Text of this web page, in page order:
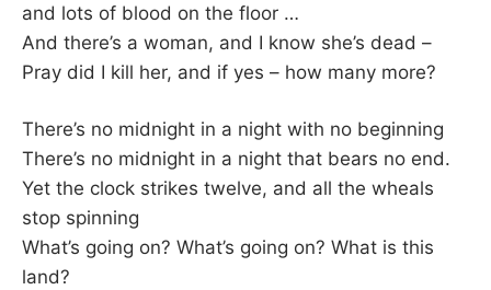
L
K
&
F
O
and lots of blood on the floor …
And there’s a woman, and I know she’s dead –
Pray did I kill her, and if yes – how many more?
There’s no midnight in a night with no beginning
There’s no midnight in a night that bears no end.
Yet the clock strikes twelve, and all the wheals
stop spinning
What’s going on? What’s going on? What is this
land?